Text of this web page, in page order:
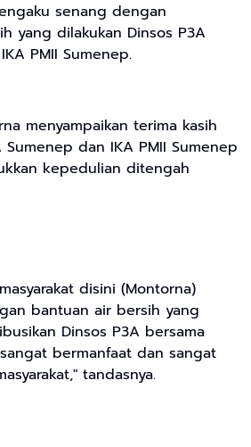
senang dengan
yang dilakukan Dinsos P3A
PMII Sumenep.
menyampaikan terima kasih
dan IKA PMII Sumenep
kepedulian ditengah
disini (Montorna)
bantuan air bersih yang
Dinsos P3A bersama
sangat bermanfaat dan sangat
tandasnya.